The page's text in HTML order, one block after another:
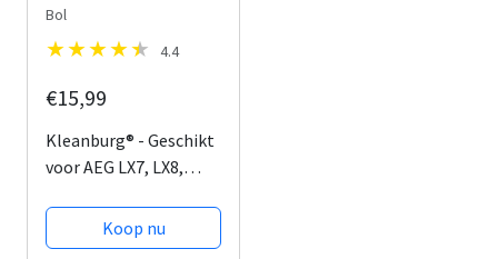
Bol
4.4
€15,99
Kleanburg® - Geschikt
voor AEG LX7, LX8,
set van 2 stuks -
Motorfilter en HEPA-
Koop nu